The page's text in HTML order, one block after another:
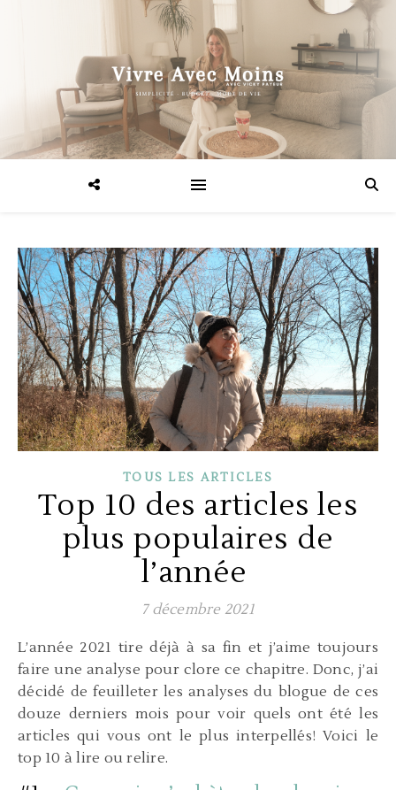
TOUS LES ARTICLES
Top 10 des articles les
plus populaires de
l’année
7 décembre 2021
L’année 2021 tire déjà à sa fin et j’aime toujours
faire une analyse pour clore ce chapitre. Donc, j’ai
décidé de feuilleter les analyses du blogue de ces
douze derniers mois pour voir quels ont été les
articles qui vous ont le plus interpellés! Voici le
top 10 à lire ou relire.